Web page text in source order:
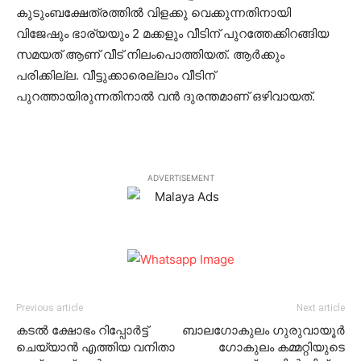
കുടുംബക്ഷേത്രത്തില്‍ വിളക്കു വെക്കുന്നതിനായി
വിജേഷും ഭാര്യയും 2 മക്കളും വീടിന് പുറത്തേക്കിറങ്ങിയ
സമയത് ആണ് വീട് നിലംപൊത്തിയത്. ആര്‍ക്കും
പരിക്കില്ല. വീട്ടുക്കാരെല്ലാം വീടിന്
പുറത്തായിരുന്നതിനാല്‍ വന്‍ ദുരന്തമാണ് ഒഴിവായത്.
ADVERTISEMENT
Previous article
കടല്‍ ക്ഷോഭം റിപ്പോര്‍ട്ട്
ചെയ്യാന്‍ എത്തിയ വനിതാ
Next article
ബാലഗോകുലം ഗുരുവായൂര്‍
ഗോകുലം കമ്മറ്റിയുടെ